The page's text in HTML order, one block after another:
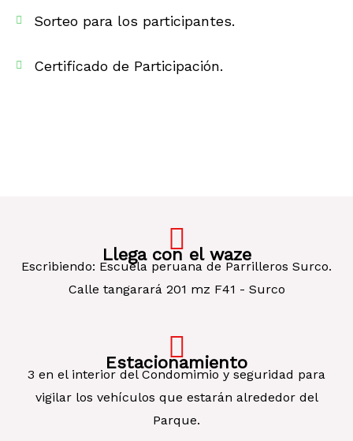
Sorteo para los participantes.
Certificado de Participación.
Llega con el waze
Escribiendo: Escuela peruana de Parrilleros Surco.
Calle tangarará 201 mz F41 - Surco
Estacionamiento
3 en el interior del Condomimio y seguridad para
vigilar los vehículos que estarán alrededor del
Parque.